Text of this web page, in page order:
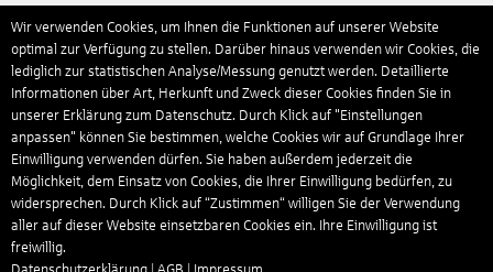
Wir verwenden Cookies, um Ihnen die Funktionen auf unserer Website
optimal zur Verfügung zu stellen. Darüber hinaus verwenden wir Cookies, die
lediglich zur statistischen Analyse/Messung genutzt werden. Detaillierte
Informationen über Art, Herkunft und Zweck dieser Cookies finden Sie in
unserer Erklärung zum Datenschutz. Durch Klick auf "Einstellungen
anpassen" können Sie bestimmen, welche Cookies wir auf Grundlage Ihrer
Einwilligung verwenden dürfen. Sie haben außerdem jederzeit die
Möglichkeit, dem Einsatz von Cookies, die Ihrer Einwilligung bedürfen, zu
widersprechen. Durch Klick auf “Zustimmen“ willigen Sie der Verwendung
aller auf dieser Website einsetzbaren Cookies ein. Ihre Einwilligung ist
freiwillig.